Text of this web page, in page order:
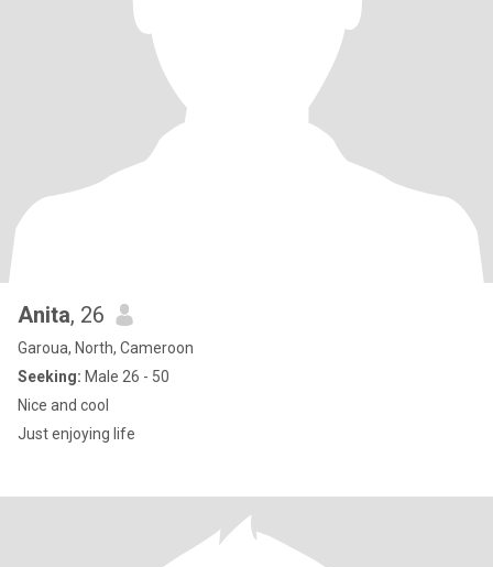
Anita, 26
Garoua, North, Cameroon
Seeking: Male 26 - 50
Nice and cool
Just enjoying life